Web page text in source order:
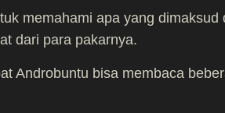
memahami apa yang dimaksud
dari para pakarnya.
Androbuntu bisa membaca